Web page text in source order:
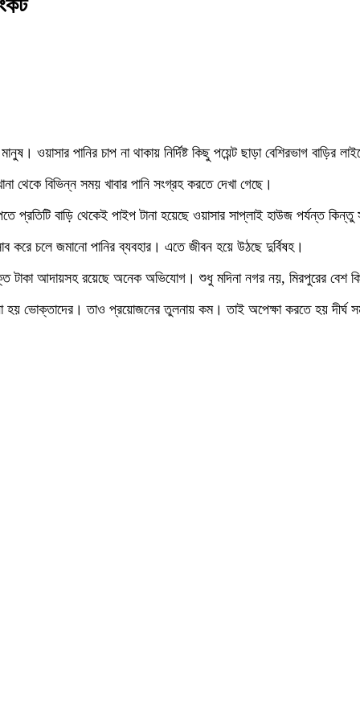
ওয়াসার পানির চাপ না থাকায় নির্দিষ্ট কিছু পয়েন্ট ছাড়া বেশিরভাগ বাড়ির
থেকে বিভিন্ন সময় খাবার পানি সংগ্রহ করতে দেখা গেছে।
প্রতিটি বাড়ি থেকেই পাইপ টানা হয়েছে ওয়াসার সাপ্লাই হাউজ পর্যন্ত
করে চলে জমানো পানির ব্যবহার। এতে জীবন হয়ে উঠছে দুর্বিষহ।
টাকা আদায়সহ রয়েছে অনেক অভিযোগ। শুধু মদিনা নগর নয়, মিরপুরের
হয় ভোক্তাদের। তাও প্রয়োজনের তুলনায় কম। তাই অপেক্ষা করতে হয় দীর্ঘ